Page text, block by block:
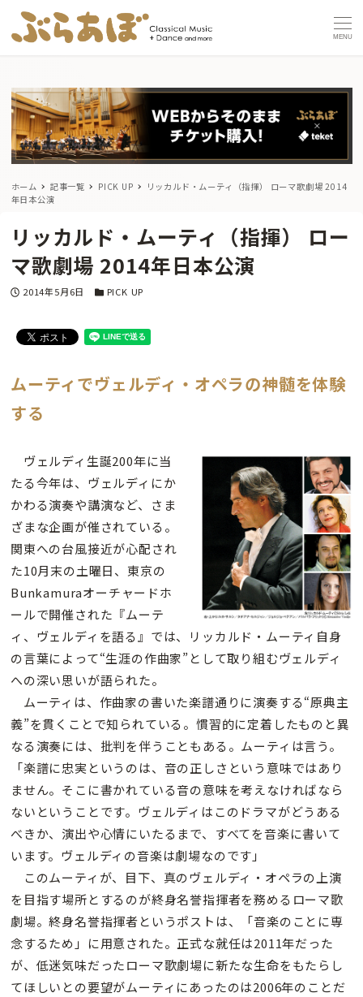
MENU
ホーム 記事一覧 PICK UP
リッカルド・ムーティ（指揮） ローマ歌劇場 2014
年日本公演
リッカルド・ムーティ（指揮） ロー
マ歌劇場 2014年日本公演
投稿日
2014年5月6日 カテゴリー
PICK UP
ムーティでヴェルディ・オペラの神髄を体験
する
ヴェルディ生誕200年に当
たる今年は、ヴェルディにか
かわる演奏や講演など、さま
ざまな企画が催されている。
関東への台風接近が心配され
た10月末の土曜日、東京の
Bunkamuraオーチャードホ
ールで開催された『ムーテ
ィ、ヴェルディを語る』では、リッカルド・ムーティ自身
の言葉によって“生涯の作曲家”として取り組むヴェルディ
への深い思いが語られた。
ムーティは、作曲家の書いた楽譜通りに演奏する“原典主
義”を貫くことで知られている。慣習的に定着したものと異
なる演奏には、批判を伴うこともある。ムーティは言う。
「楽譜に忠実というのは、音の正しさという意味ではあり
ません。そこに書かれている音の意味を考えなければなら
ないということです。ヴェルディはこのドラマがどうある
べきか、演出や心情にいたるまで、すべてを音楽に書いて
います。ヴェルディの音楽は劇場なのです」
このムーティが、目下、真のヴェルディ・オペラの上演
を目指す場所とするのが終身名誉指揮者を務めるローマ歌
劇場。終身名誉指揮者というポストは、「音楽のことに専
念するため」に用意された。正式な就任は2011年だった
が、低迷気味だったローマ歌劇場に新たな生命をもたらし
てほしいとの要望がムーティにあったのは2006年のことだ